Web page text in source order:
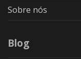
Sobre nós
Blog